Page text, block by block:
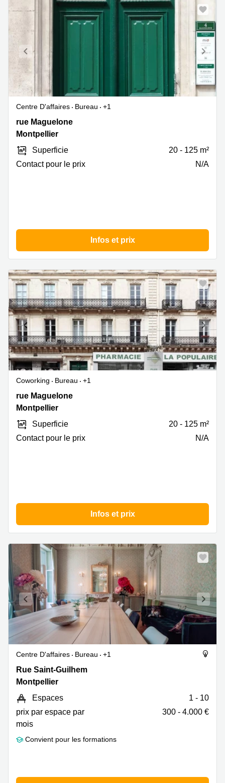
Centre D'affaires Bureau
+1
4
rue
Montpellier
rue Maguelone
Montpellier
Superficie
20 - 125 m²
Contact pour le prix
N/A
Infos et prix
Coworking Bureau
+1
4
rue
Montpellier
rue Maguelone
Montpellier
Superficie
20 - 125 m²
Contact pour le prix
N/A
Infos et prix
Centre D'affaires Bureau
+1
Rue
Saint-
23,
Montpellier
Rue Saint-Guilhem
Montpellier
Espaces
1 - 10
prix par espace par
mois
300 - 4.000 €
Convient pour les formations